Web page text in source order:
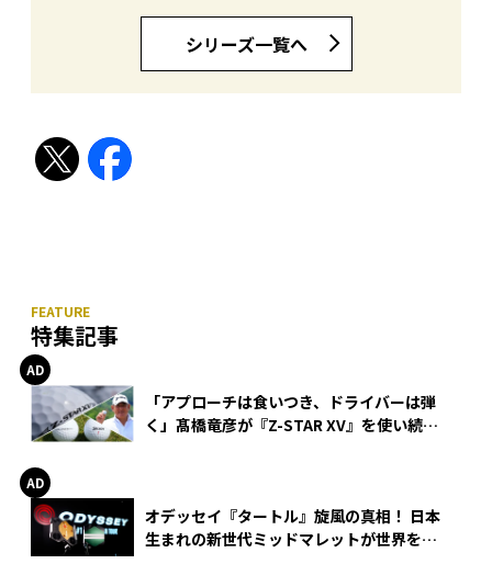
シリーズ一覧へ
特集記事
「アプローチは食いつき、ドライバーは弾
く」髙橋竜彦が『Z-STAR XV』を使い続け
オデッセイ『タートル』旋風の真相！ 日本
生まれの新世代ミッドマレットが世界を席